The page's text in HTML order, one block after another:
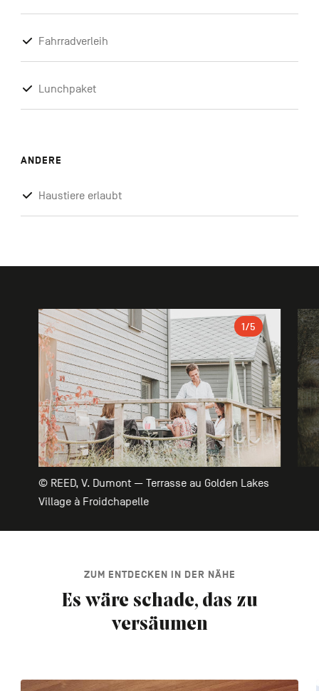
Fahrradverleih
Lunchpaket
ANDERE
Haustiere erlaubt
Galerie
© REED, V. Dumont — Terrasse au Golden Lakes
Village à Froidchapelle
1/5
ZUM ENTDECKEN IN DER NÄHE
Es wäre schade, das zu
versäumen